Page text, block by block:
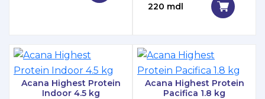
220 mdl
Acana Highest Protein
Indoor 4.5 kg
Acana Highest Protein
Pacifica 1.8 kg